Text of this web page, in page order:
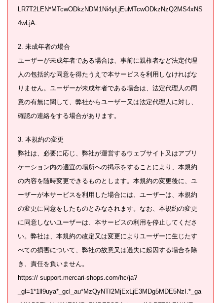
LR7T2LEN*MTcwODkzNDM1Ni4yLjEuMTcwODkzNzQ2MS4xNS
4wLjA.
2. 未成年者の場合
ユーザーが未成年者である場合は、事前に親権者など法定代理
人の包括的な同意を得たうえで本サービスを利用しなければな
りません。ユーザーが未成年者である場合は、法定代理人の同
意の有無に関して、弊社からユーザー又は法定代理人に対し、
確認の連絡をする場合があります。
3. 本規約の変更
弊社は、必要に応じ、弊社が運営するウェブサイト又はアプリ
ケーション内の適宜の場所への掲示をすることにより、本規約
の内容を随時変更できるものとします。本規約の変更後に、ユ
ーザーが本サービスを利用した場合には、ユーザーは、本規約
の変更に同意をしたものとみなされます。なお、本規約の変更
に同意しないユーザーは、本サービスの利用を停止してくださ
い。弊社は、本規約の改定又は変更によりユーザーに生じたす
べての損害について、弊社の故意又は過失に起因する場合を除
き、責任を負いません。
https:// support.mercari-shops.com/hc/ja?
_gl=1*1ll9uya*_gcl_au*MzQyNTI2MjExLjE3MDg5MDE5NzI.*_ga